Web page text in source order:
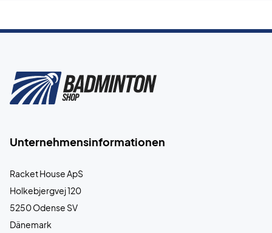
Unternehmensinformationen
Racket House ApS
Holkebjergvej 120
5250 Odense SV
Dänemark